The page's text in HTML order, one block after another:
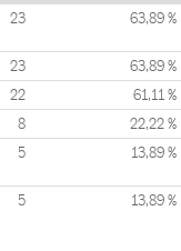
23 63,89 %
23 63,89 %
22 61,11 %
8 22,22 %
5 13,89 %
5 13,89 %